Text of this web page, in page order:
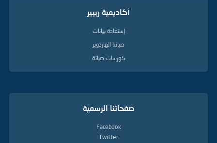
أكاديمية ريبير
إستعادة بيانات
صيانة الهاردوير
كورسات صيانة
صفحاتنا الرسمية
Facebook
Twitter